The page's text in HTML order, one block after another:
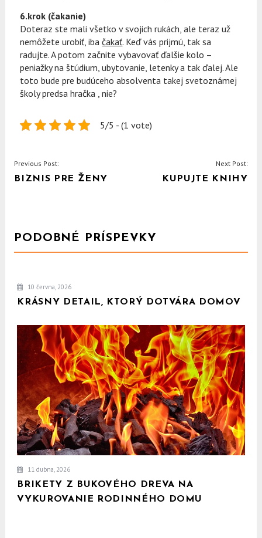
6.krok (čakanie)
Doteraz ste mali všetko v svojich rukách, ale teraz už
nemôžete urobiť, ibačakať. Keď vás prijmú, tak sa
radujte. A potom začnite vybavovať ďalšie kolo –
peniažky na štúdium, ubytovanie, letenky a tak ďalej. Ale
toto bude pre budúceho absolventa takej svetoznámej
školy predsa hračka , nie?
5/5 - (1 vote)
NAVIGACE
PRO
Previous Post:
BIZNIS PRE ŽENY
Next Post:
KUPUJTE KNIHY
PODOBNÉ PRÍSPEVKY
10 června, 2026
KRÁSNY DETAIL, KTORÝ DOTVÁRA DOMOV
11 dubna, 2026
BRIKETY Z BUKOVÉHO DREVA NA
VYKUROVANIE RODINNÉHO DOMU